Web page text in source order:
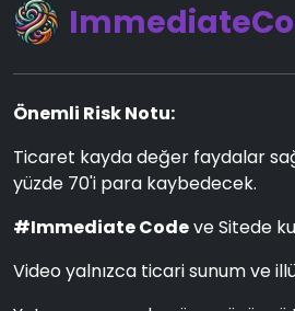
Önemli Risk Notu:
Ticaret kayda değer faydalar
yüzde 70'i para kaybedecek.
#Immediate Codeve Sitede
Video yalnızca ticari sunum ve